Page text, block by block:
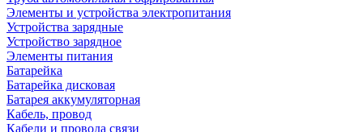
Элементы и устройства электропитания
Устройства зарядные
Устройство зарядное
Элементы питания
Батарейка
Батарейка дисковая
Батарея аккумуляторная
Кабель, провод
Кабели и провода связи